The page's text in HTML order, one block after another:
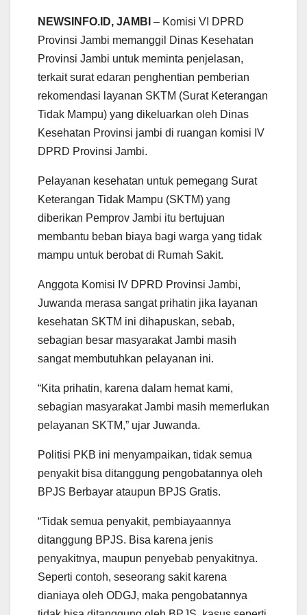
a
A
p
p
c
e
o
o
k
i
e
r
a
l
r
a
m
a
e
NEWSINFO.ID, JAMBI – Komisi VI DPRD
Provinsi Jambi memanggil Dinas Kesehatan
Provinsi Jambi untuk meminta penjelasan,
terkait surat edaran penghentian pemberian
rekomendasi layanan SKTM (Surat Keterangan
Tidak Mampu) yang dikeluarkan oleh Dinas
Kesehatan Provinsi jambi di ruangan komisi IV
DPRD Provinsi Jambi.
Pelayanan kesehatan untuk pemegang Surat
Keterangan Tidak Mampu (SKTM) yang
diberikan Pemprov Jambi itu bertujuan
membantu beban biaya bagi warga yang tidak
mampu untuk berobat di Rumah Sakit.
Anggota Komisi IV DPRD Provinsi Jambi,
Juwanda merasa sangat prihatin jika layanan
kesehatan SKTM ini dihapuskan, sebab,
sebagian besar masyarakat Jambi masih
sangat membutuhkan pelayanan ini.
“Kita prihatin, karena dalam hemat kami,
sebagian masyarakat Jambi masih memerlukan
pelayanan SKTM,” ujar Juwanda.
Politisi PKB ini menyampaikan, tidak semua
penyakit bisa ditanggung pengobatannya oleh
BPJS Berbayar ataupun BPJS Gratis.
“Tidak semua penyakit, pembiayaannya
ditanggung BPJS. Bisa karena jenis
penyakitnya, maupun penyebab penyakitnya.
Seperti contoh, seseorang sakit karena
dianiaya oleh ODGJ, maka pengobatannya